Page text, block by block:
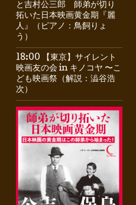
と吉村公三郎 師弟が切り
拓いた日本映画黄金期『麗
人』（ピアノ：鳥飼りょ
う）
18:00 【東京】サイレント
映画友の会 in キノコヤ 〜こ
ども映画祭（解説：澁谷浩
次）